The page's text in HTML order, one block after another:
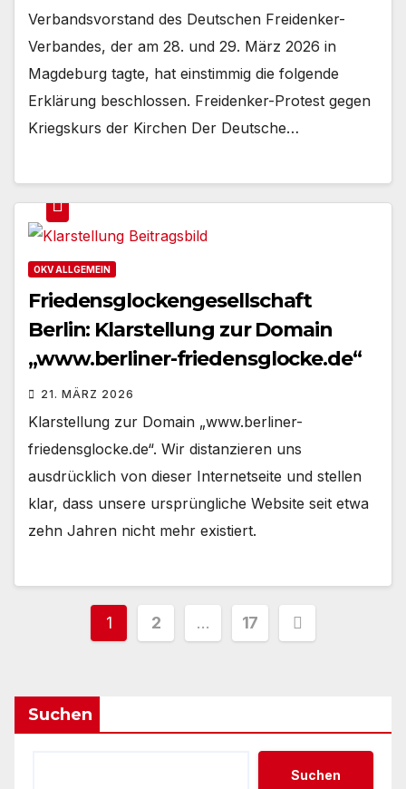
Verbandsvorstand des Deutschen Freidenker-
Verbandes, der am 28. und 29. März 2026 in
Magdeburg tagte, hat einstimmig die folgende
Erklärung beschlossen. Freidenker-Protest gegen
Kriegskurs der Kirchen Der Deutsche…
OKV ALLGEMEIN
Friedensglockengesellschaft
Berlin: Klarstellung zur Domain
„www.berliner-friedensglocke.de“
21. MÄRZ 2026
Klarstellung zur Domain „www.berliner-
friedensglocke.de“. Wir distanzieren uns
ausdrücklich von dieser Internetseite und stellen
klar, dass unsere ursprüngliche Website seit etwa
zehn Jahren nicht mehr existiert.
Seitennummerierung
Beiträge
1 2 … 17
Suchen
Suchen